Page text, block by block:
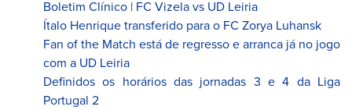
Boletim Clínico | FC Vizela vs UD Leiria
Ítalo Henrique transferido para o FC Zorya Luhansk
Fan of the Match está de regresso e arranca já no jogo
com a UD Leiria
Definidos os horários das jornadas 3 e 4 da Liga
Portugal 2